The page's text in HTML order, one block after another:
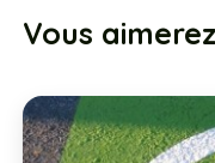
Vous